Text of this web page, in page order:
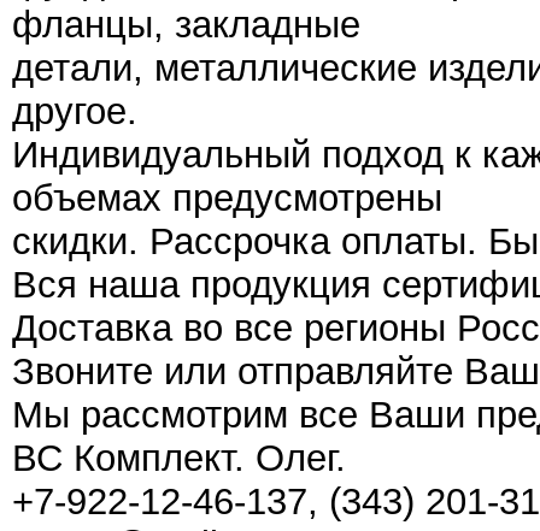
фланцы, закладные
детали, металлические
другое.
Индивидуальный подход к
объемах предусмотрены
скидки. Рассрочка оплаты.
Вся наша продукция
Доставка во все регионы
Звоните или отправляйте
Мы рассмотрим все Ваши
ВС Комплект. Олег.
+7-922-12-46-137, (343) 201-